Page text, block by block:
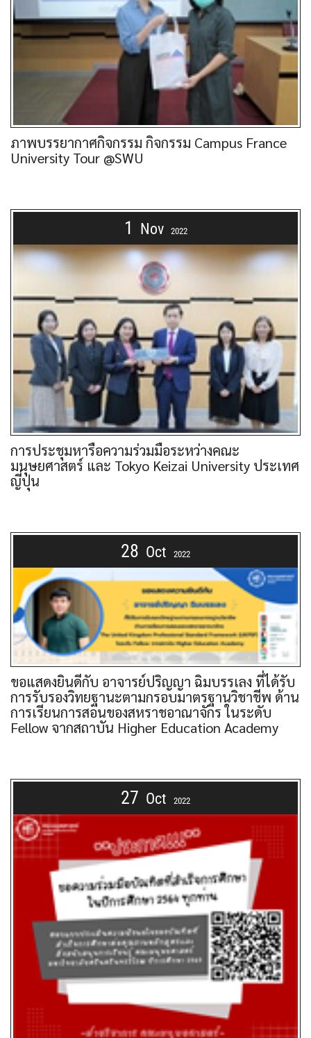
ภาพบรรยากาศกิจกรรม กิจกรรม Campus France
University Tour @SWU
1 Nov 2022
การประชุมหารือความร่วมมือระหว่างคณะ
มนุษยศาสตร์ และ Tokyo Keizai University ประเทศ
ญี่ปุ่น
28 Oct 2022
ขอแสดงยินดีกับ อาจารย์ปริญญา ฉิมบรรเลง ที่ได้รับ
การรับรองวิทยฐานะตามกรอบมาตรฐานวิชาชีพ ด้าน
การเรียนการสอนของสหราชอาณาจักร ในระดับ
Fellow จากสถาบัน Higher Education Academy
27 Oct 2022